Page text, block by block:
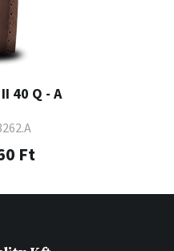
40 Q - A
Ft